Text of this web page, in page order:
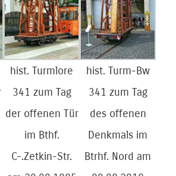
hist. Turmlore
341 zum Tag
der offenen Tür
im Bthf.
C-.Zetkin-Str.
hist. Turm-Bw
341 zum Tag
des offenen
Denkmals im
Btrhf. Nord am